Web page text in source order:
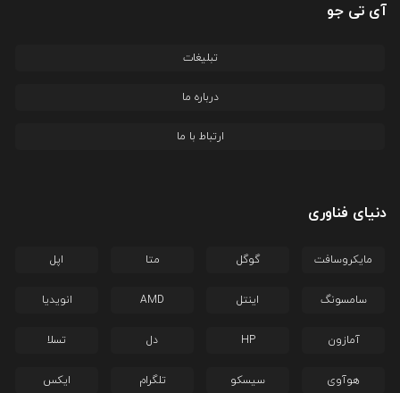
آی تی جو
تبلیغات
درباره ما
ارتباط با ما
دنیای فناوری
مایکروسافت گوگل متا اپل
سامسونگ اینتل AMD انویدیا
آمازون HP دل تسلا
هوآوی سیسکو تلگرام ایکس